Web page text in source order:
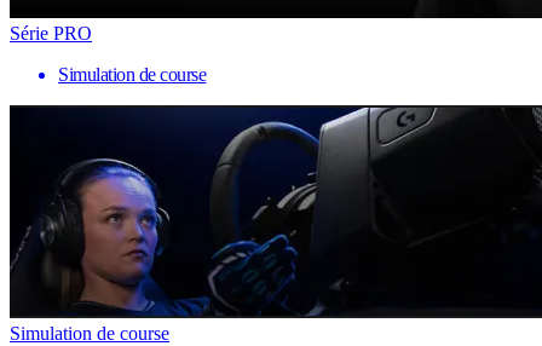
Série PRO
Simulation de course
Simulation de course